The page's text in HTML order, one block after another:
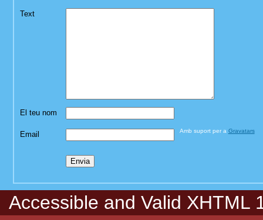
Text
El teu nom
Email Amb suport per a Gravatars
Accessible and Valid XHTML